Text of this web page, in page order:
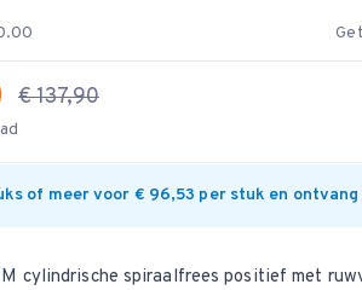
€ 137,90
of meer voor € 96,53 per stuk en
cylindrische spiraalfrees positief met